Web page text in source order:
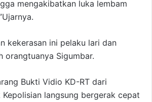
mengakibatkan luka lembam
kekerasan ini pelaku lari dan
orangtuanya Sigumbar.
Bukti Vidio KD-RT dari
Kepolisian langsung bergerak cepat